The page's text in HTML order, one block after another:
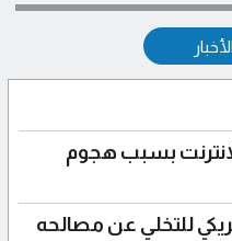
بسبب هجوم
للتخلي عن مصالحه